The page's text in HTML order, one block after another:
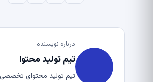
درباره نویسنده
تیم تولید محتوا
تیم تولید محتوای تخصصی